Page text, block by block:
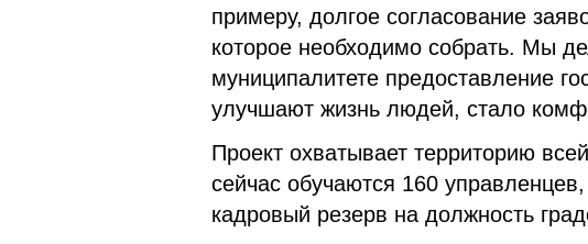
примеру, долгое согласование
которое необходимо собрать. Мы
муниципалитете предоставление
улучшают жизнь людей, стало
Проект охватывает территорию
сейчас обучаются 160
кадровый резерв на должность